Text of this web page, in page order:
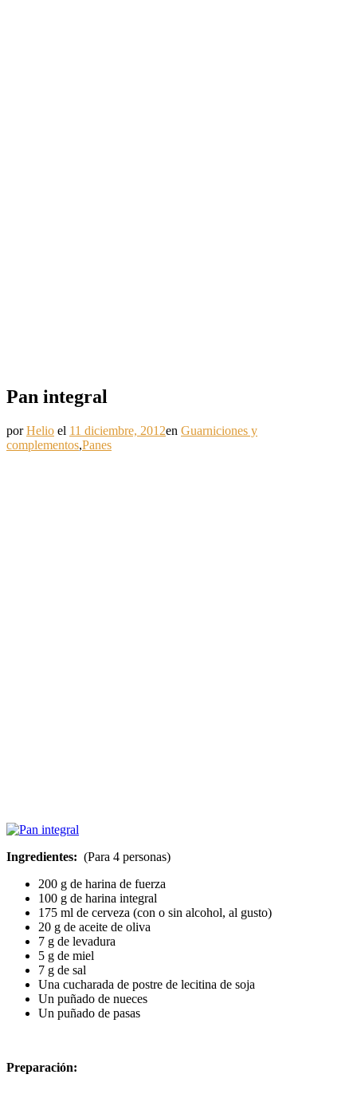
Pan integral
porHelio el 11 diciembre, 2012en Guarniciones y
complementos,Panes
Ingredientes: (Para 4 personas)
200 g de harina de fuerza
100 g de harina integral
175 ml de cerveza (con o sin alcohol, al gusto)
20 g de aceite de oliva
7 g de levadura
5 g de miel
7 g de sal
Una cucharada de postre de lecitina de soja
Un puñado de nueces
Un puñado de pasas
Preparación: